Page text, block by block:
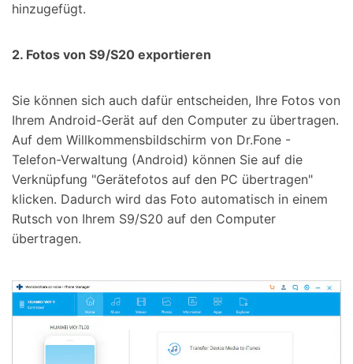
hinzugefügt.
2. Fotos von S9/S20 exportieren
Sie können sich auch dafür entscheiden, Ihre Fotos von
Ihrem Android-Gerät auf den Computer zu übertragen.
Auf dem Willkommensbildschirm von Dr.Fone -
Telefon-Verwaltung (Android) können Sie auf die
Verknüpfung "Gerätefotos auf den PC übertragen"
klicken. Dadurch wird das Foto automatisch in einem
Rutsch von Ihrem S9/S20 auf den Computer
übertragen.